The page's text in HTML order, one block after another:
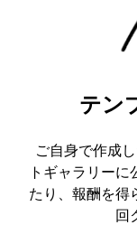
テン
ご自身で作成
トギャラリー
たり、報酬を得
回